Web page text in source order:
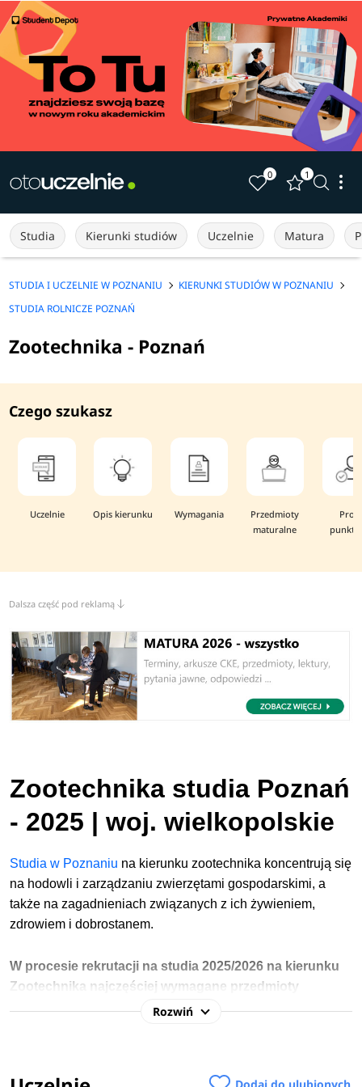
0 1
Studia Kierunki studiów Uczelnie Matura
STUDIA I UCZELNIE W POZNANIU
KIERUNKI STUDIÓW W POZNANIU
STUDIA ROLNICZE POZNAŃ
Zootechnika - Poznań
Czego szukasz
Uczelnie Opis kierunku Wymagania
Przedmioty
maturalne
Dalsza część pod reklamą
Zootechnika studia Poznań
- 2025 | woj. wielkopolskie
Studia w Poznaniu na kierunku zootechnika koncentrują się
na hodowli i zarządzaniu zwierzętami gospodarskimi, a
także na zagadnieniach związanych z ich żywieniem,
zdrowiem i dobrostanem.
W procesie rekrutacji na studia 2025/2026 na kierunku
Zootechnika najczęściej wymagane przedmioty
maturalne to: biologia, chemia, matematyka.
Rozwiń